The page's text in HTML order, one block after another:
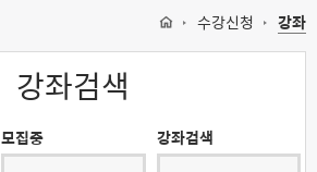
수강신청 강좌
강좌검색
모집중 강좌검색